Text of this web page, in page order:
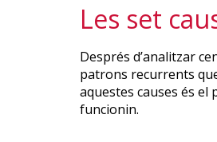
Les set
Després d’analitzar
patrons recurrents
aquestes causes és
funcionin.